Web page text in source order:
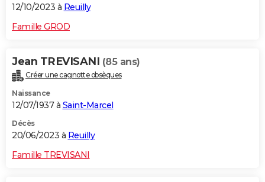
S'inscrire
Se connecter
Lycées
Collèges
Primaires
Universités
Entreprises
Service militaire
Avis de recherche
AVIS DE DÉCÈS
FORUM
12/10/2023 à Reuilly
Famille GROD
Jean TREVISANI (85 ans)
Créer une cagnotte obsèques
Naissance
12/07/1937 à Saint-Marcel
Décès
20/06/2023 à Reuilly
Famille TREVISANI